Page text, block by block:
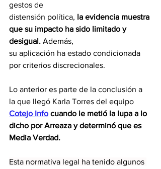
gestos de
distensión política, la evidencia muestra
que su impacto ha sido limitado y
desigual. Además,
su aplicación ha estado condicionada
por criterios discrecionales.
Lo anterior es parte de la conclusión a
la que llegó Karla Torres del equipo
Cotejo Info cuando le metió la lupa a lo
dicho por Arreaza y determinó que es
Media Verdad.
Esta normativa legal ha tenido algunos